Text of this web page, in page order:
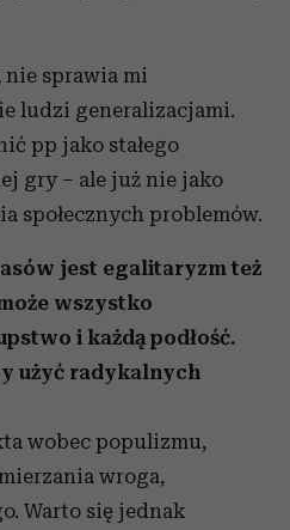
sprawia mi
ludzi generalizacjami.
pp jako stałego
gry – ale już nie jako
społecznych problemów.
jest egalitaryzm też
wszystko
i każdą podłość.
użyć radykalnych
wobec populizmu,
wroga,
Warto się jednak